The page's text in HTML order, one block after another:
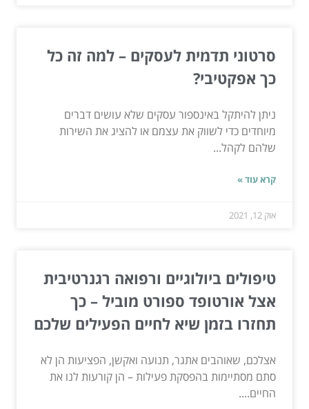
סרטוני תדמית לעסקים – למה זה כל
כך אפקטיבי?
ניתן להיתקל באינספור עסקים שלא עושים דברים
מיוחדים כדי לשווק את עצמם או להציג את השירות
שלהם לקהל...
קרא עוד »
אוק 12, 2021
טיפולים ביולוגיים ורפואה רגנרטיבית
אצל אורטופד ספורט מוביל – כך
תחזרו בזמן שיא לחיים הפעילים שלכם
אצלכם, שאוהבים אתגר, תנועה ואקשן, הפציעות הן לא
סתם מסתיימות בהפסקת פעילות – הן קורעות לנו את
החיים....